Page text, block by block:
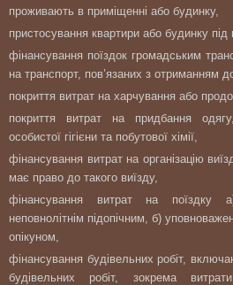
проживають в приміщенні або будинку,
пристосування квартири або будинку під
фінансування поїздок громадським
на транспорт, пов’язаних з отриманням
покриття витрат на харчування або
покриття витрат на придбання
особистої гігієни та побутової хімії,
фінансування витрат на організацію
має право до такого виїзду,
фінансування витрат на поїздку
неповнолітнім підопічним, б)
опікуном,
фінансування будівельних робіт,
будівельних робіт, зокрема